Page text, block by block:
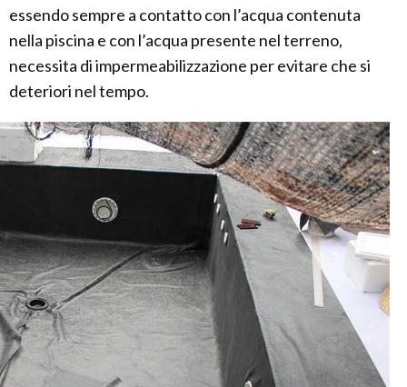
essendo sempre a contatto con l’acqua contenuta
nella piscina e con l’acqua presente nel terreno,
necessita di impermeabilizzazione per evitare che si
deteriori nel tempo.